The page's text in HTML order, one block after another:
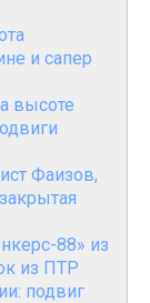
и сапер
высоте
Фаизов,
88» из
из ПТР
подвиг